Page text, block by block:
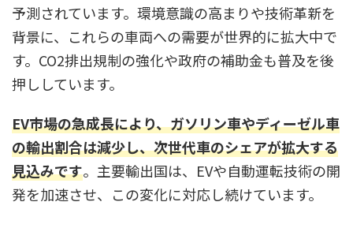
予測されています。環境意識の高まりや技術革新を
背景に、これらの車両への需要が世界的に拡大中で
す。CO2排出規制の強化や政府の補助金も普及を後
押ししています。
EV市場の急成長により、ガソリン車やディーゼル車
の輸出割合は減少し、次世代車のシェアが拡大する
見込みです。主要輸出国は、EVや自動運転技術の開
発を加速させ、この変化に対応し続けています。